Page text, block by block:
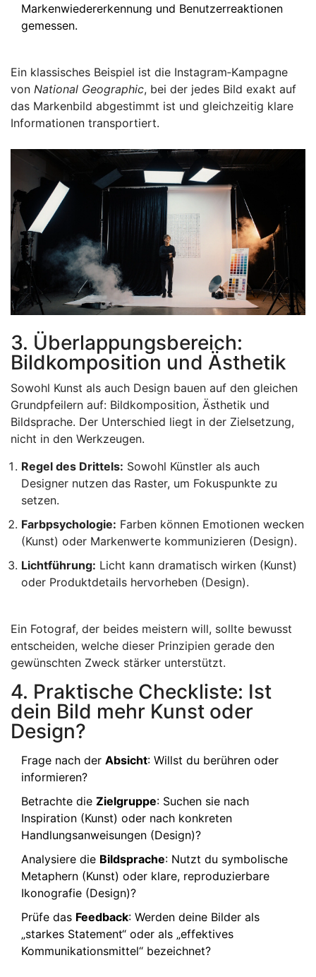
Markenwiedererkennung und Benutzerreaktionen
gemessen.
Ein klassisches Beispiel ist die Instagram‑Kampagne
von National Geographic, bei der jedes Bild exakt auf
das Markenbild abgestimmt ist und gleichzeitig klare
Informationen transportiert.
3. Überlappungsbereich:
Bildkomposition und Ästhetik
Sowohl Kunst als auch Design bauen auf den gleichen
Grundpfeilern auf: Bildkomposition, Ästhetik und
Bildsprache. Der Unterschied liegt in der Zielsetzung,
nicht in den Werkzeugen.
Regel des Drittels: Sowohl Künstler als auch
Designer nutzen das Raster, um Fokuspunkte zu
setzen.
Farbpsychologie: Farben können Emotionen wecken
(Kunst) oder Markenwerte kommunizieren (Design).
Lichtführung: Licht kann dramatisch wirken (Kunst)
oder Produktdetails hervorheben (Design).
Ein Fotograf, der beides meistern will, sollte bewusst
entscheiden, welche dieser Prinzipien gerade den
gewünschten Zweck stärker unterstützt.
4. Praktische Checkliste: Ist
dein Bild mehr Kunst oder
Design?
Frage nach der Absicht: Willst du berühren oder
informieren?
Betrachte die Zielgruppe: Suchen sie nach
Inspiration (Kunst) oder nach konkreten
Handlungsanweisungen (Design)?
Analysiere die Bildsprache: Nutzt du symbolische
Metaphern (Kunst) oder klare, reproduzierbare
Ikonografie (Design)?
Prüfe das Feedback: Werden deine Bilder als
„starkes Statement“ oder als „effektives
Kommunikationsmittel“ bezeichnet?